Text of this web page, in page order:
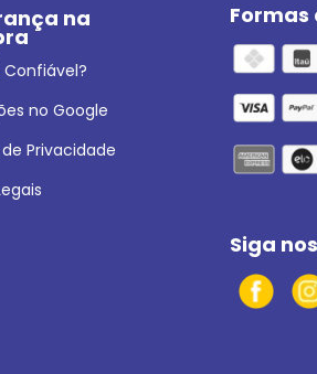
na
Confiável?
no Google
Privacidade
Siga